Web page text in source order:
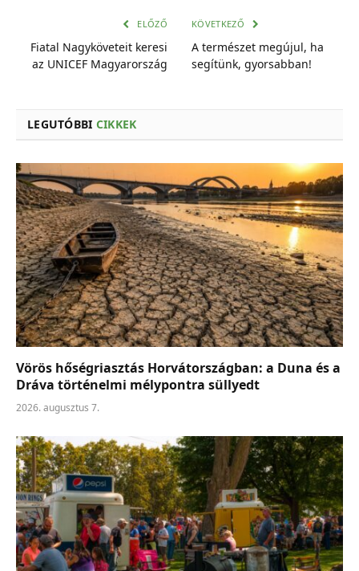
ELŐZŐ
Fiatal Nagyköveteit keresi
az UNICEF Magyarország
KÖVETKEZŐ
A természet megújul, ha
segítünk, gyorsabban!
LEGUTÓBBI CIKKEK
Vörös hőségriasztás Horvátországban: a Duna és a
Dráva történelmi mélypontra süllyedt
2026. augusztus 7.